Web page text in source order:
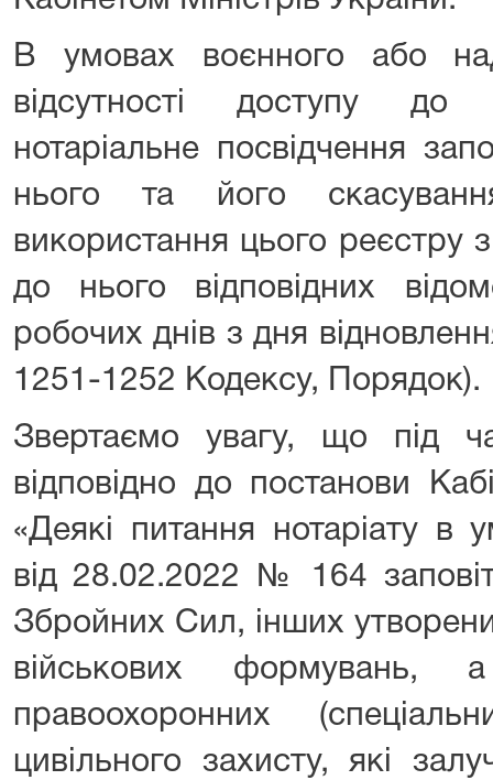
В умовах воєнного або
відсутності доступу до
нотаріальне посвідчення
нього та його
використання цього реєстру
до нього відповідних
робочих днів з дня
1251-1252 Кодексу, Порядок).
Звертаємо увагу, що під
відповідно до постанови
«Деякі питання нотаріату в
від 28.02.2022 № 164
Збройних Сил, інших
військових формувань,
правоохоронних
цивільного захисту, які